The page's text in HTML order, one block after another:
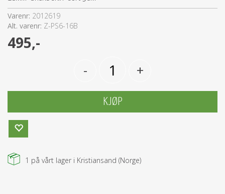
Varenr: 2012619
Alt. varenr: Z-PS6-16B
495,-
- +
KJØP
1 på vårt lager i Kristiansand (Norge)